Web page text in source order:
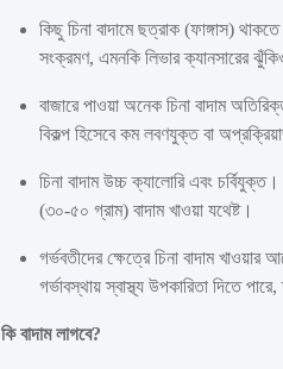
কিছু চিনা বাদামে ছত্রাক (ফাঙ্গাস)
সংক্রমণ, এমনকি লিভার ক্যানসারের
বাজারে পাওয়া অনেক চিনা বাদাম
বিকল্প হিসেবে কম লবণযুক্ত বা
চিনা বাদাম উচ্চ ক্যালোরি এবং
(৩০-৫০ গ্রাম) বাদাম খাওয়া যথেষ্ট।
গর্ভবতীদের ক্ষেত্রে চিনা বাদাম
গর্ভাবস্থায় স্বাস্থ্য উপকারিতা দিতে
কি বাদাম লাগবে?